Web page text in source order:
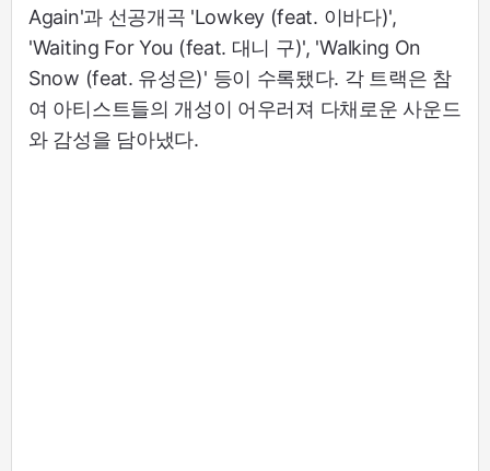
Again'과 선공개곡 'Lowkey (feat. 이바다)',
'Waiting For You (feat. 대니 구)', 'Walking On
Snow (feat. 유성은)' 등이 수록됐다. 각 트랙은 참
여 아티스트들의 개성이 어우러져 다채로운 사운드
와 감성을 담아냈다.